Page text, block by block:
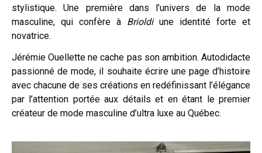
stylistique. Une première dans l’univers de la mode
masculine, qui confère à Brioldiune identité forte et
novatrice.
Jérémie Ouellette ne cache pas son ambition. Autodidacte
passionné de mode, il souhaite écrire une page d’histoire
avec chacune de ses créations en redéfinissant l’élégance
par l’attention portée aux détails et en étant le premier
créateur de mode masculine d’ultra luxe au Québec.